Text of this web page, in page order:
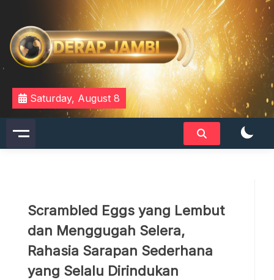
content
DERAPJAMBI
Saturday, August 8
Scrambled Eggs yang Lembut
dan Menggugah Selera,
Rahasia Sarapan Sederhana
yang Selalu Dirindukan